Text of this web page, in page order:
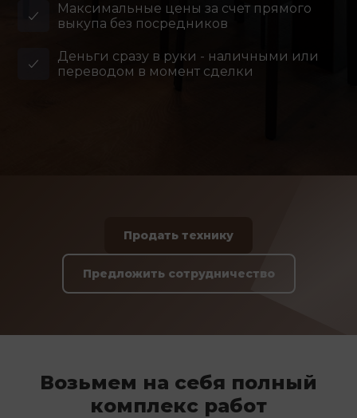
Максимальные цены за счет прямого
выкупа без посредников
Деньги сразу в руки - наличными или
переводом в момент сделки
Продать технику
Предложить сотрудничество
Возьмем на себя полный
комплекс работ